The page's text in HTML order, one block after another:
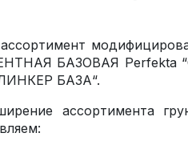
ассортимент
БАЗОВАЯ
БАЗА“.
ассортимента